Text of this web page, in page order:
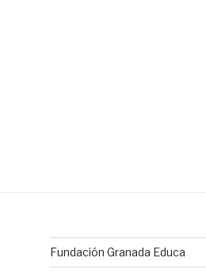
Fundación Granada Educa